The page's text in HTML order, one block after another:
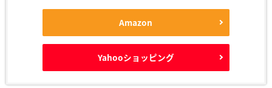
Amazon
Yahooショッピング